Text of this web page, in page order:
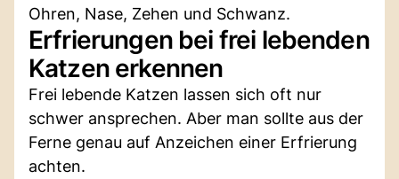
Ohren, Nase, Zehen und Schwanz.
Erfrierungen bei frei lebenden
Katzen erkennen
Frei lebende Katzen lassen sich oft nur
schwer ansprechen. Aber man sollte aus der
Ferne genau auf Anzeichen einer Erfrierung
achten.